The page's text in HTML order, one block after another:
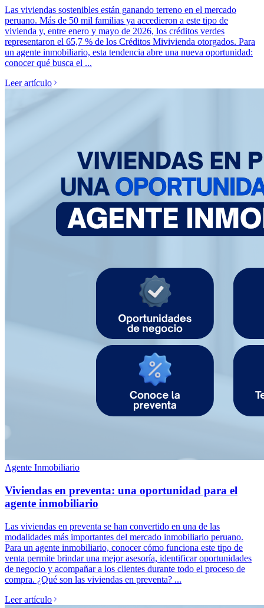
Las viviendas sostenibles están ganando terreno en el mercado
peruano. Más de 50 mil familias ya accedieron a este tipo de
vivienda y, entre enero y mayo de 2026, los créditos verdes
representaron el 65,7 % de los Créditos Mivivienda otorgados. Para
un agente inmobiliario, esta tendencia abre una nueva oportunidad:
conocer qué busca el ...
Leer artículo
Agente Inmobiliario
Viviendas en preventa: una oportunidad para el
agente inmobiliario
Las viviendas en preventa se han convertido en una de las
modalidades más importantes del mercado inmobiliario peruano.
Para un agente inmobiliario, conocer cómo funciona este tipo de
venta permite brindar una mejor asesoría, identificar oportunidades
de negocio y acompañar a los clientes durante todo el proceso de
compra. ¿Qué son las viviendas en preventa? ...
Leer artículo